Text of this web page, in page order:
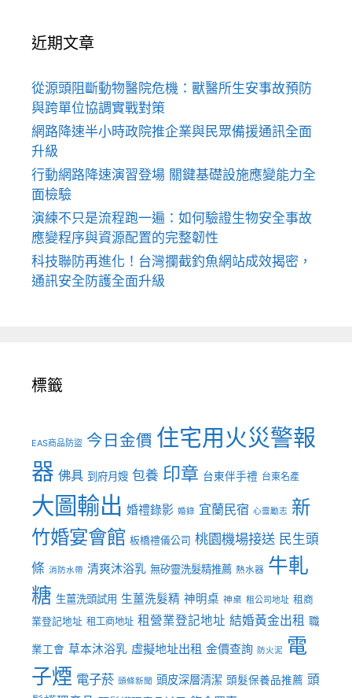
近期文章
從源頭阻斷動物醫院危機：獸醫所生安事故預防
與跨單位協調實戰對策
網路降速半小時政院推企業與民眾備援通訊全面
升級
行動網路降速演習登場 關鍵基礎設施應變能力全
面檢驗
演練不只是流程跑一遍：如何驗證生物安全事故
應變程序與資源配置的完整韌性
科技聯防再進化！台灣攔截釣魚網站成效揭密，
通訊安全防護全面升級
標籤
EAS商品防盜 今日金價 住宅用火災警報
器 佛具 到府月嫂 包養 印章 台東伴手禮 台東名產
大圖輸出 婚禮錄影 婚錄 宜蘭民宿 心靈勵志 新
竹婚宴會館 板橋禮儀公司 桃園機場接送 民生頭
條 消防水帶 清爽沐浴乳 無矽靈洗髮精推薦 熱水器 牛軋
糖 生薑洗頭試用 生薑洗髮精 神明桌 神桌 租公司地址 租商
業登記地址 租工商地址 租營業登記地址 結婚黃金出租 職
業工會 草本沐浴乳 虛擬地址出租 金價查詢 防火泥
電
子煙 電子菸 頭條新聞 頭皮深層清潔 頭髮保養品推薦 頭